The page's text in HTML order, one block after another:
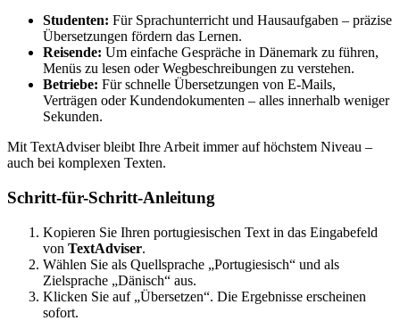
Studenten: Für Sprachunterricht und Hausaufgaben – präzise
Übersetzungen fördern das Lernen.
Reisende: Um einfache Gespräche in Dänemark zu führen,
Menüs zu lesen oder Wegbeschreibungen zu verstehen.
Betriebe: Für schnelle Übersetzungen von E-Mails,
Verträgen oder Kundendokumenten – alles innerhalb weniger
Sekunden.
Mit TextAdviser bleibt Ihre Arbeit immer auf höchstem Niveau –
auch bei komplexen Texten.
Schritt-für-Schritt-Anleitung
Kopieren Sie Ihren portugiesischen Text in das Eingabefeld
von TextAdviser.
Wählen Sie als Quellsprache „Portugiesisch“ und als
Zielsprache „Dänisch“ aus.
Klicken Sie auf „Übersetzen“. Die Ergebnisse erscheinen
sofort.